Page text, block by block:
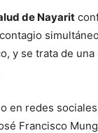
de Nayarit
y se trata de
en redes
Francisco